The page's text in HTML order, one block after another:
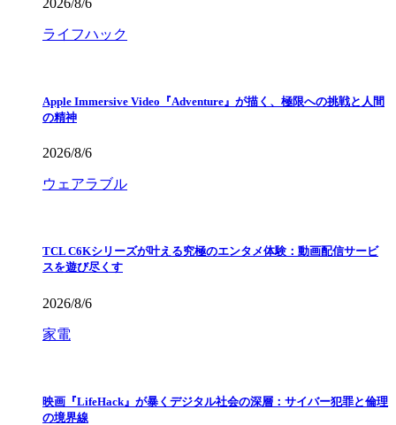
ライフハック
Apple Immersive Video『Adventure』が描く、極限への挑戦と人間
の精神
2026/8/6
ウェアラブル
TCL C6Kシリーズが叶える究極のエンタメ体験：動画配信サービ
スを遊び尽くす
2026/8/6
家電
映画『LifeHack』が暴くデジタル社会の深層：サイバー犯罪と倫理
の境界線